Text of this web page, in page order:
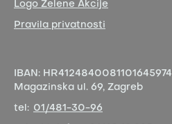
Logo Zelene Akcije
Pravila privatnosti
IBAN: HR4124840081101645974
Magazinska ul. 69, Zagreb
tel: 01/481-30-96